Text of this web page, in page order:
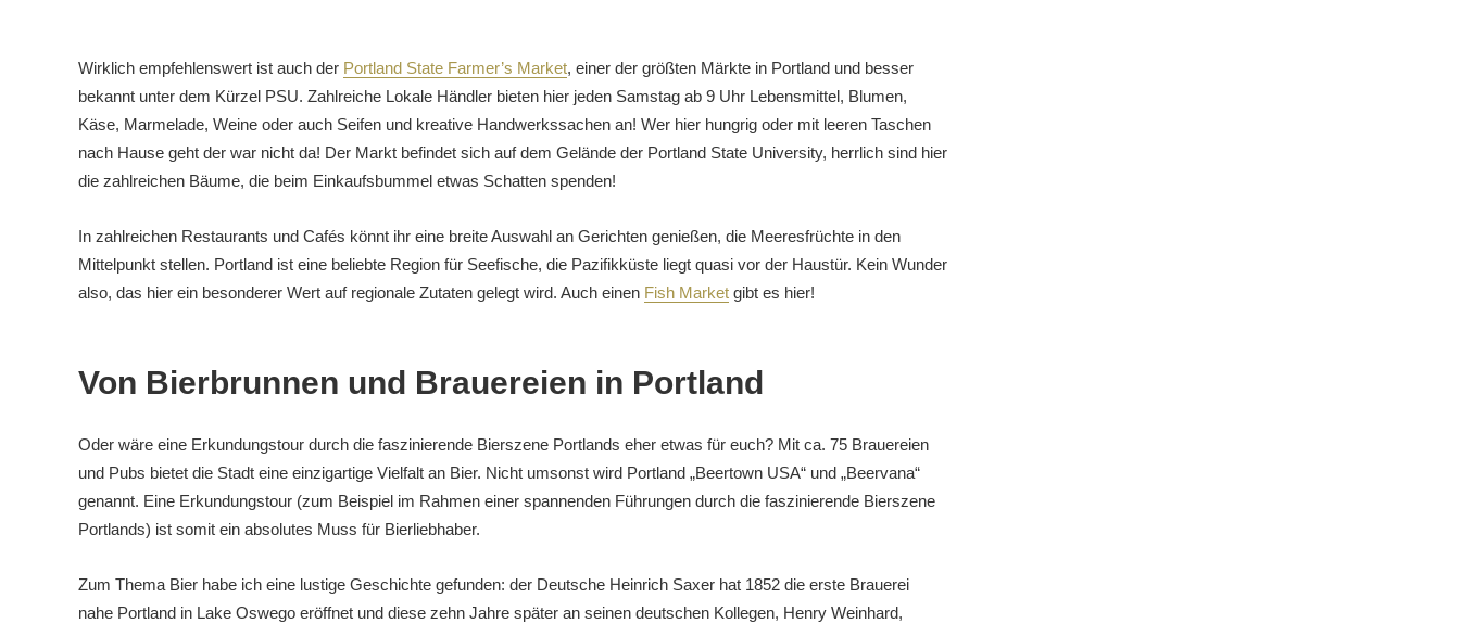
Wirklich empfehlenswert ist auch der Portland State Farmer’s Market, einer der größten Märkte in Portland und besser
bekannt unter dem Kürzel PSU. Zahlreiche Lokale Händler bieten hier jeden Samstag ab 9 Uhr Lebensmittel, Blumen,
Käse, Marmelade, Weine oder auch Seifen und kreative Handwerkssachen an! Wer hier hungrig oder mit leeren Taschen
nach Hause geht der war nicht da! Der Markt befindet sich auf dem Gelände der Portland State University, herrlich sind hier
die zahlreichen Bäume, die beim Einkaufsbummel etwas Schatten spenden!
In zahlreichen Restaurants und Cafés könnt ihr eine breite Auswahl an Gerichten genießen, die Meeresfrüchte in den
Mittelpunkt stellen. Portland ist eine beliebte Region für Seefische, die Pazifikküste liegt quasi vor der Haustür. Kein Wunder
also, das hier ein besonderer Wert auf regionale Zutaten gelegt wird. Auch einen Fish Market gibt es hier!
Von Bierbrunnen und Brauereien in Portland
Oder wäre eine Erkundungstour durch die faszinierende Bierszene Portlands eher etwas für euch? Mit ca. 75 Brauereien
und Pubs bietet die Stadt eine einzigartige Vielfalt an Bier. Nicht umsonst wird Portland „Beertown USA“ und „Beervana“
genannt. Eine Erkundungstour (zum Beispiel im Rahmen einer spannenden Führungen durch die faszinierende Bierszene
Portlands) ist somit ein absolutes Muss für Bierliebhaber.
Zum Thema Bier habe ich eine lustige Geschichte gefunden: der Deutsche Heinrich Saxer hat 1852 die erste Brauerei
nahe Portland in Lake Oswego eröffnet und diese zehn Jahre später an seinen deutschen Kollegen, Henry Weinhard,